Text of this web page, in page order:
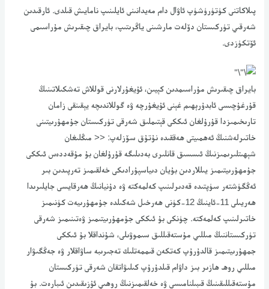
پىلاكاتنى كۈتۈرۈشۈپ ئاۋال دام مەيدانىنى ئايلىنىپ نامايىش قىلدى. ئارقىدىن
شەرقىي تۈركىستان دۆلەت مارشىنى ياڭرىتىپ، بايراق چىقىرىش مۇراسىمى
ئۆتكۈزدى.
بايراق چىقىرىش مۇراسىمدىن كېيىن، ئۇيغۇرلارنى قوللاش تەشكىلاتىنىڭ
قۇرغۇچىسى ئابدۇرېھىم غېنى ئۇيغۇرچە ۋە گوللاندىچە يېقىنقى زامان
تارىخىمىزدا قۇرۇلغان ئىككى قېتىملىق شەرقى تۈركىستان جۇمھۇرىيتىنى
خاتىرلەشنىڭ ئەھمىيتى ھەققىدە نۇتۇق سۆزلەپ: << مىڭلىغان
شېھىتلىرىمىزنىڭ ئىسسىق قانلىرى بەدىلىگە قۇرۇلغان بۇ مۇقەددەس ئىككى
جۇمھۇرىيتىمىز يىللاردىن بۇيان دىياسپۇرادىكى خەلقىمىز تەرپىدىن بىر
ئەڭگۈشتەر سۈپتىدە قەدىرلىنىپ كەلمەكتە ۋە دۇنيانىڭ ھەرقايسى جايلىرىدا
ھەريىلى 11-ئاينىڭ 12-كۈنى ھەرخىل شەكىلدە جۇمھۇرىيەت كۈنىمىز
خاتىرلىنىپ كەلمەكتە. چۈنكى بۇ ئىككى جۇمھۇرىيتىمىز ۋەتىنىمىز شەرقى
تۈركىستاننىڭ مىللىي مۇستەقىللىق سىموۋىلى، شۇنداقلا بۇ ئىككى
جمھۇرىيتىمىز قالدۇرۇپ كەتكەن قىممەتلىك تەجىرىبە ساۋاقلار ۋە جەڭگىۋار
مىللىي روھ ھازىر بىز داۋام قىلدۇرۇپ كىلىۋاتقان شەرقى تۈركىستان
مۇستەقىللىقىنىڭ قىبىلنامىسى ۋە خەلقىمىزنىڭ روھىي ئۇزىقىدىن ئىبارەت. بۇ